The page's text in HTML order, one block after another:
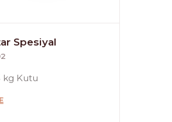
Spesiyal
kg Kutu